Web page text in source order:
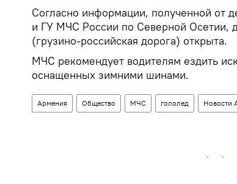
Согласно информации, полученной от
и ГУ МЧС России по Северной Осетии,
(грузино-российская дорога) открыта.
МЧС рекомендует водителям ездить
оснащенных зимними шинами.
Армения Общество МЧС гололед Новости